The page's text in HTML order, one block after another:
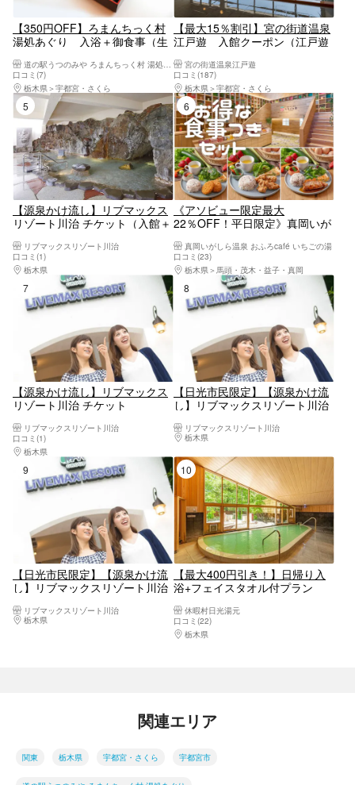
【350円OFF】ろまんちっく村
湯処あぐり 入浴＋御食事（生
膳）
口コミ(7)
栃木県
宇都宮・さくら
【最大15％割引】宮の街道温泉
江戸遊 入館クーポン（江戸遊
スタオル付）
宮の街道温泉江戸遊
口コミ(187)
栃木県
宇都宮・さくら
5位
【源泉かけ流し】リブマックス
リゾート川治 チケット（入館＋
リブマックスリゾート川治
口コミ(1)
栃木県
日光・霧降高原・奥日光・中禅寺湖・今市
6位
《アソビュー限定最大
22％OFF！平日限定》真岡いが
お得な食事付きパッケージプラ
ン
真岡いがしら温泉 おふろcafé いちごの湯
口コミ(23)
栃木県
馬頭・茂木・益子・真岡
7位
【源泉かけ流し】リブマックス
リゾート川治 チケット
リブマックスリゾート川治
口コミ(1)
栃木県
8位
【日光市民限定】【源泉かけ流
し】リブマックスリゾート川治
リブマックスリゾート川治
栃木県
9位
【日光市民限定】【源泉かけ流
し】リブマックスリゾート川治
ル）リブマックスリゾート川治
栃木県
日光・霧降高原・奥日光・中禅寺湖・今市
10位
【最大400円引き！】日帰り入
浴+フェイスタオル付プラン
休暇村日光湯元
口コミ(22)
栃木県
関連エリア
関東 栃木県 宇都宮・さくら 宇都宮市